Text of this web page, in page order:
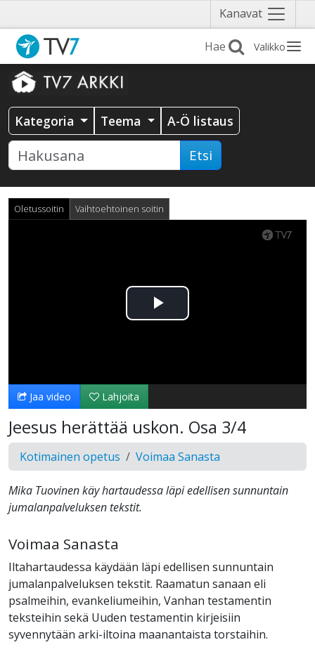
Kanavat Näytä
valikko
Valikko
Kategoria Teema A-Ö listaus
Etsi
Oletussoitin Vaihtoehtoinen soitin
Toista
Jaa video Lahjoita
Jeesus herättää uskon. Osa 3/4
Kotimainen opetus Voimaa Sanasta
Mika Tuovinen käy hartaudessa läpi edellisen sunnuntain
jumalanpalveluksen tekstit.
Voimaa Sanasta
Iltahartaudessa käydään läpi edellisen sunnuntain
jumalanpalveluksen tekstit. Raamatun sanaan eli
psalmeihin, evankeliumeihin, Vanhan testamentin
teksteihin sekä Uuden testamentin kirjeisiin
syvennytään arki-iltoina maanantaista torstaihin.